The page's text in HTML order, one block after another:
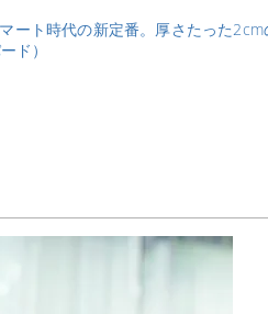
マート時代の新定番。厚さたった
ド）